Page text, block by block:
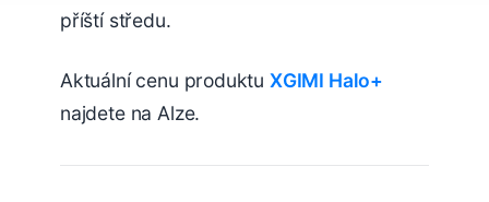
příští středu.
Aktuální cenu produktu XGIMI Halo+
najdete na Alze.